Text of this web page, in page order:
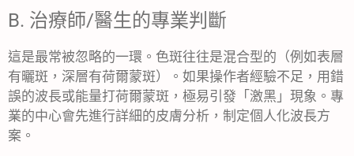
B. 治療師/醫生的專業判斷
這是最常被忽略的一環。色斑往往是混合型的（例如表層
有曬斑，深層有荷爾蒙斑）。如果操作者經驗不足，用錯
誤的波長或能量打荷爾蒙斑，極易引發「激黑」現象。專
業的中心會先進行詳細的皮膚分析，制定個人化波長方
案。